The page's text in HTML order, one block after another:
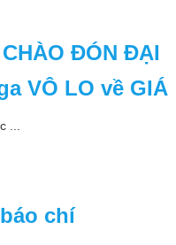
ĐÓN ĐẠI
VÔ LO về GIÁ
...
chí